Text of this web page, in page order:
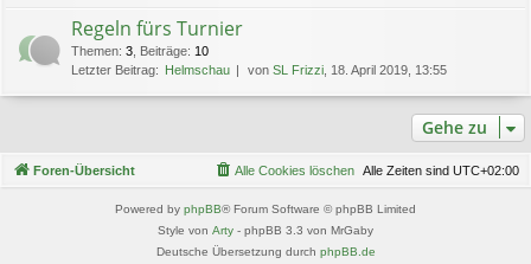
Regeln fürs Turnier
Themen: 3 Beiträge: 10
Letzter Beitrag: Helmschau von SL Frizzi , 18. April 2019, 13:55
Gehe zu
Foren-Übersicht Alle Zeiten sind UTC+02:00
Alle Cookies löschen
Powered by phpBB® Forum Software © phpBB Limited
Style von Arty - phpBB 3.3 von MrGaby
Deutsche Übersetzung durch phpBB.de